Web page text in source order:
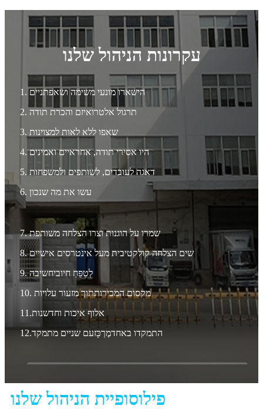
עקרונות הניהול שלנו
1.הישארו מונעי משימה ושאפתניים
2. תרגול אלטרואיזם והכרת תודה
3. שאפו ללא לאות למצוינות
4. היו אסירי תודה, אחראיים ואמינים
5. דאגה לעובדים, לשותפים ולמשפחות
6. עשו את מה שנכון
7. שמרו על הוגנות וצרו הצלחה משותפת
8. שים הצלחה קולקטיבית מעל אינטרסים אישיים
9.
לְטַפֵּחַ חיוביחשיבה
10. מקסום המכירותתוך מזעור עלויות
11.אלוף איכות וחדשנות
12.
התמקדו באחדמֶרְכָּזעם שניים מתמקד
פילוסופיית הניהול שלנו